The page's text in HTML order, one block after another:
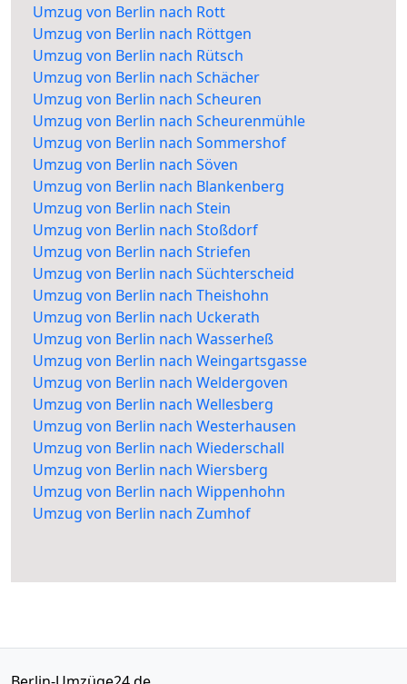
Umzug von Berlin nach Rott
Umzug von Berlin nach Röttgen
Umzug von Berlin nach Rütsch
Umzug von Berlin nach Schächer
Umzug von Berlin nach Scheuren
Umzug von Berlin nach Scheurenmühle
Umzug von Berlin nach Sommershof
Umzug von Berlin nach Söven
Umzug von Berlin nach Blankenberg
Umzug von Berlin nach Stein
Umzug von Berlin nach Stoßdorf
Umzug von Berlin nach Striefen
Umzug von Berlin nach Süchterscheid
Umzug von Berlin nach Theishohn
Umzug von Berlin nach Uckerath
Umzug von Berlin nach Wasserheß
Umzug von Berlin nach Weingartsgasse
Umzug von Berlin nach Weldergoven
Umzug von Berlin nach Wellesberg
Umzug von Berlin nach Westerhausen
Umzug von Berlin nach Wiederschall
Umzug von Berlin nach Wiersberg
Umzug von Berlin nach Wippenhohn
Umzug von Berlin nach Zumhof